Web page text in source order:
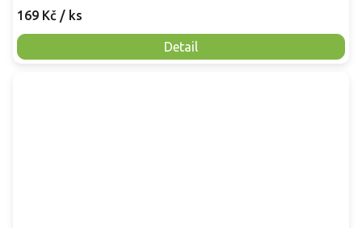
169 Kč / ks
Detail